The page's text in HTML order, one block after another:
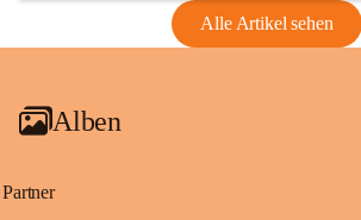
Alle Artikel sehen
Alben
Partner